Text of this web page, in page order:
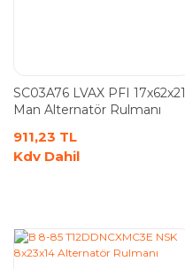
SC03A76 LVAX PFI 17x62x21
Man Alternatör Rulmanı
911,23 TL
Kdv Dahil